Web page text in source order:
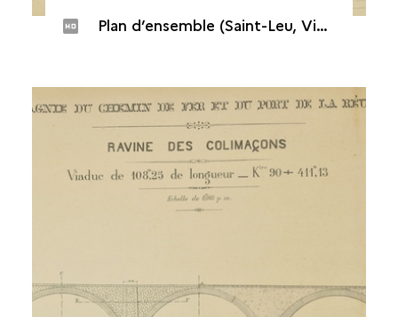
Plan d’ensemble (Saint-Leu, Viaduc de la ravine des Colimaçons)